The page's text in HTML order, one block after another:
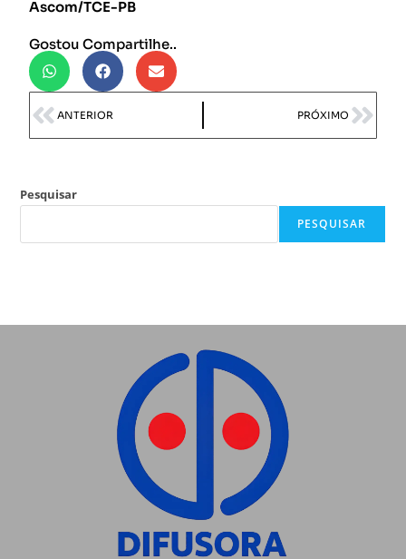
Ascom/TCE-PB
Gostou Compartilhe..
ANTERIOR PRÓXIMO
Pesquisar
PESQUISAR